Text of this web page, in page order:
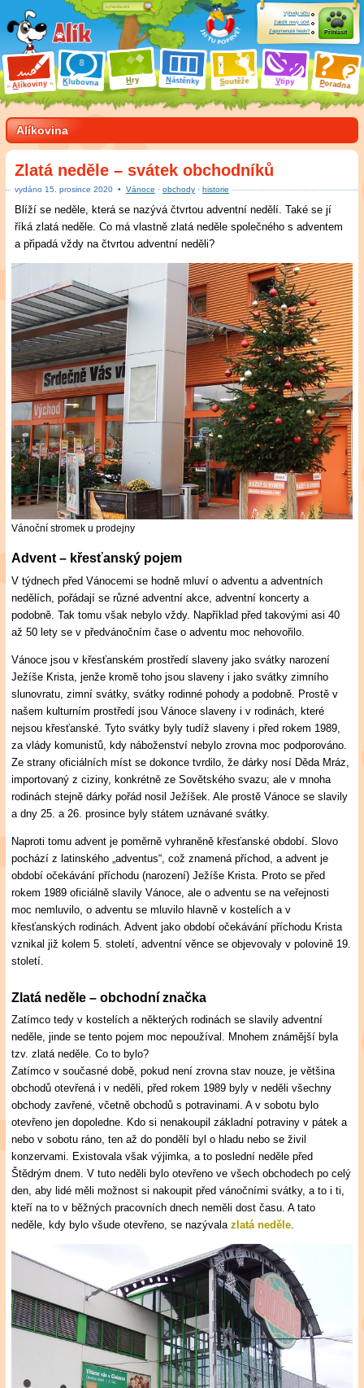
Alíkoviny Klubovna Hry Nástěnky Soutěže Vtipy Poradna
Výhody účtu
Založit nový účet
Zapomenuté heslo?
Přihlásit
Alíkovina
Zlatá neděle – svátek obchodníků
vydáno 15 prosince 2020• Vánoce · obchody· historie
Blíží se neděle, která se nazývá čtvrtou adventní nedělí. Také se jí
říká zlatá neděle. Co má vlastně zlatá neděle společného s adventem
a připadá vždy na čtvrtou adventní neděli?
Vánoční stromek u prodejny
Advent – křesťanský pojem
V týdnech před Vánocemi se hodně mluví o adventu a adventních
nedělích, pořádají se různé adventní akce, adventní koncerty a
podobně. Tak tomu však nebylo vždy. Například před takovými asi 40
až 50 lety se v předvánočním čase o adventu moc nehovořilo.
Vánoce jsou v křesťanském prostředí slaveny jako svátky narození
Ježíše Krista, jenže kromě toho jsou slaveny i jako svátky zimního
slunovratu, zimní svátky, svátky rodinné pohody a podobně. Prostě v
našem kulturním prostředí jsou Vánoce slaveny i v rodinách, které
nejsou křesťanské. Tyto svátky byly tudíž slaveny i před rokem 1989,
za vlády komunistů, kdy náboženství nebylo zrovna moc podporováno.
Ze strany oficiálních míst se dokonce tvrdilo, že dárky nosí Děda Mráz,
importovaný z ciziny, konkrétně ze Sovětského svazu; ale v mnoha
rodinách stejně dárky pořád nosil Ježíšek. Ale prostě Vánoce se slavily
a dny 25. a 26. prosince byly státem uznávané svátky.
Naproti tomu advent je poměrně vyhraněně křesťanské období. Slovo
pochází z latinského „adventus“, což znamená příchod, a advent je
období očekávání příchodu (narození) Ježíše Krista. Proto se před
rokem 1989 oficiálně slavily Vánoce, ale o adventu se na veřejnosti
moc nemluvilo, o adventu se mluvilo hlavně v kostelích a v
křesťanských rodinách. Advent jako období očekávání příchodu Krista
vznikal již kolem 5. století, adventní věnce se objevovaly v polovině 19.
století.
Zlatá neděle – obchodní značka
Zatímco tedy v kostelích a některých rodinách se slavily adventní
neděle, jinde se tento pojem moc nepoužíval. Mnohem známější byla
tzv. zlatá neděle. Co to bylo?
Zatímco v současné době, pokud není zrovna stav nouze, je většina
obchodů otevřená i v neděli, před rokem 1989 byly v neděli všechny
obchody zavřené, včetně obchodů s potravinami. A v sobotu bylo
otevřeno jen dopoledne. Kdo si nenakoupil základní potraviny v pátek a
nebo v sobotu ráno, ten až do pondělí byl o hladu nebo se živil
konzervami. Existovala však výjimka, a to poslední neděle před
Štědrým dnem. V tuto neděli bylo otevřeno ve všech obchodech po celý
den, aby lidé měli možnost si nakoupit před vánočními svátky, a to i ti,
kteří na to v běžných pracovních dnech neměli dost času. A tato
neděle, kdy bylo všude otevřeno, se nazývalazlatá neděle.